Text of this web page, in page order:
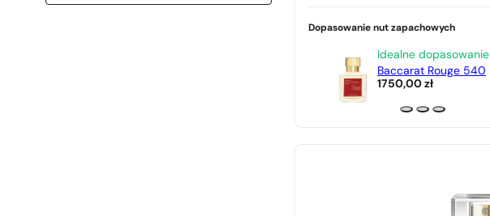
Hugo Boss
Dopasowanie nut zapachowych
Idealne dopasowanie
Baccarat Rouge 540
1750,00 zł